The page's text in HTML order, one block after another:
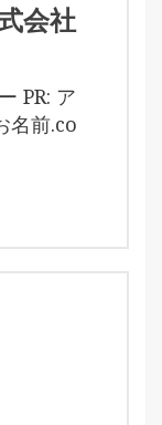
会社
PR: ア
名前.co